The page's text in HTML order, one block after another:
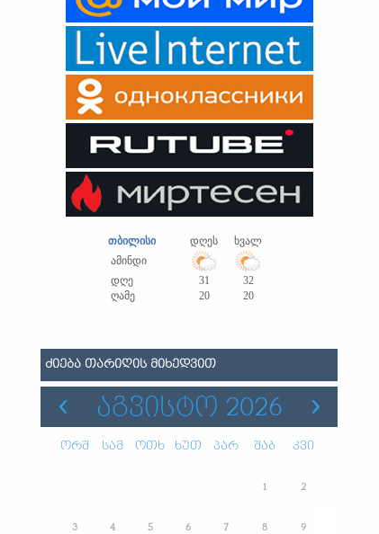
თბილისი დღეს
ხვალ
ამინდი
დღე
31
32
ღამე
20 20
ᲫᲘᲔᲑᲐ ᲗᲐᲠᲘᲦᲘᲡ ᲛᲘᲮᲔᲓᲕᲘᲗ
ᲐᲒᲕᲘᲡᲢᲝ 2026
ორშ სამ ოთხ ხუთ პარ შაბ კვი
1 2
3 4 5 6 7 8 9